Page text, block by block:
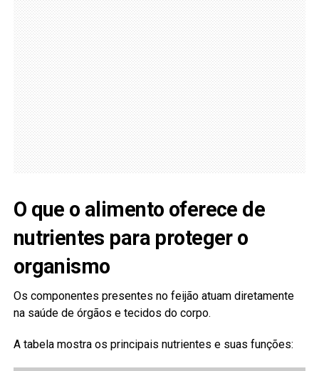
O que o alimento oferece de
nutrientes para proteger o
organismo
Os componentes presentes no feijão atuam diretamente
na saúde de órgãos e tecidos do corpo.
A tabela mostra os principais nutrientes e suas funções: